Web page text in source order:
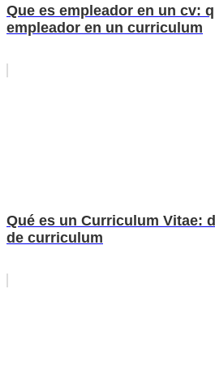
Que es empleador en un cv:
empleador en un curriculum
Qué es un Curriculum Vitae:
de curriculum